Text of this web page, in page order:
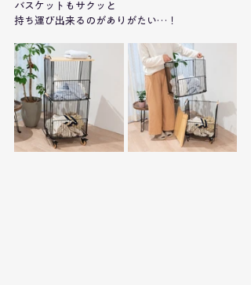
バスケットもサクッと
持ち運び出来るのがありがたい…！